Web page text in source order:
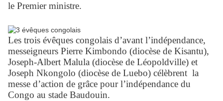
le Premier ministre.
Les trois évêques congolais d’avant l’indépendance,
messeigneurs Pierre Kimbondo (diocèse de Kisantu),
Joseph-Albert Malula (diocèse de Léopoldville) et
Joseph Nkongolo (diocèse de Luebo) célèbrent la
messe d’action de grâce pour l’indépendance du
Congo au stade Baudouin.